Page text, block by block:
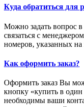
Куда обратиться для
Можно задать вопрос
связаться с
номеров, указанных
Как оформить заказ?
Оформить заказ Вы
кнопку «купить в
необходимы ваши